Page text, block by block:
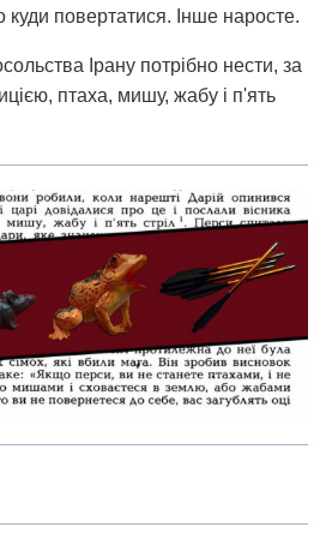
повертатися. Інше наросте.
Ірану потрібно нести, за
птаха, мишу, жабу і п'ять